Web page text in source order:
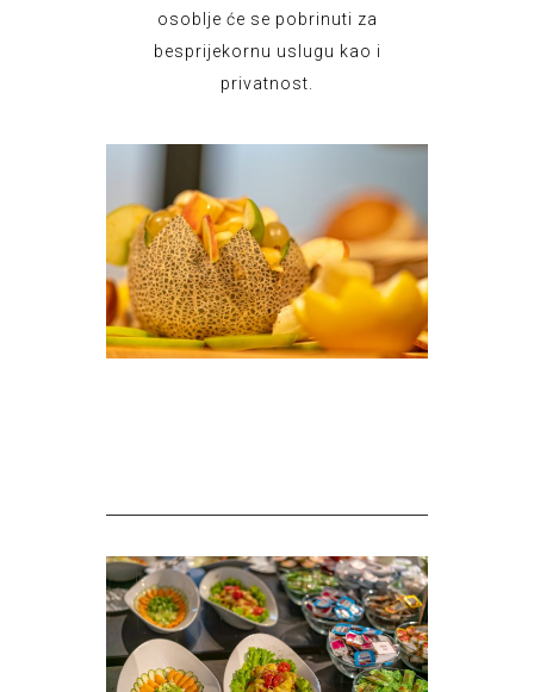
osoblje će se pobrinuti za
besprijekornu uslugu kao i
privatnost.